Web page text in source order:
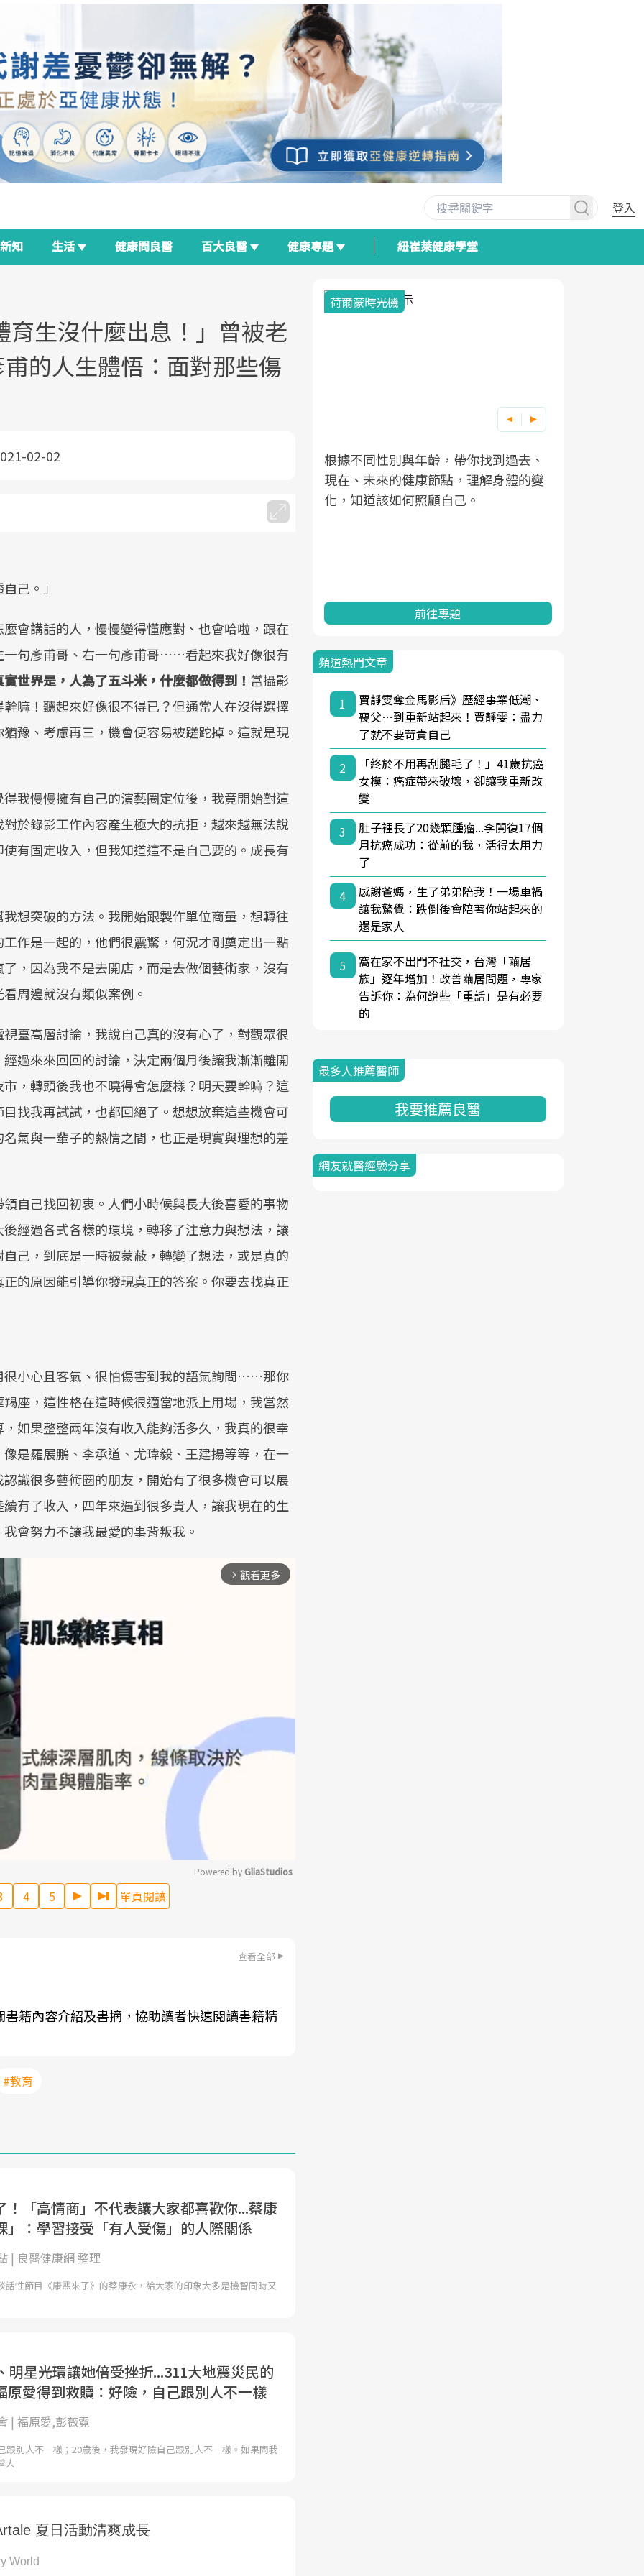
登入
新知 生活 健康問良醫 百大良醫 健康專題 紐崔萊健康學堂
生沒什麼出息！」曾被老
的人生體悟：面對那些傷
02-02
己。」
會講話的人，慢慢變得懂應對、也會哈啦，跟在
一句彥甫哥、右一句彥甫哥……看起來我好像很有
實世界是，人為了五斗米，什麼都做得到！ 當攝影
嘛！聽起來好像很不得已？但通常人在沒得選擇
豫、考慮再三，機會便容易被蹉跎掉。這就是現
我慢慢擁有自己的演藝圈定位後，我竟開始對這
於錄影工作內容產生極大的抗拒，越來越無法說
有固定收入，但我知道這不是自己要的。成長有
想突破的方法。我開始跟製作單位商量，想轉往
作是一起的，他們很震驚，何況才剛奠定出一點
，因為我不是去開店，而是去做個藝術家，沒有
周邊就沒有類似案例。
臺高層討論，我說自己真的沒有心了，對觀眾很
過來來回回的討論，決定兩個月後讓我漸漸離開
，轉頭後我也不曉得會怎麼樣？明天要幹嘛？這
找我再試試，也都回絕了。想想放棄這些機會可
氣與一輩子的熱情之間，也正是現實與理想的差
自己找回初衷。人們小時候與長大後喜愛的事物
經過各式各樣的環境，轉移了注意力與想法，讓
己，到底是一時被蒙蔽，轉變了想法，或是真的
的原因能引導你發現真正的答案。你要去找真正
很小心且客氣、很怕傷害到我的語氣詢問……那你
座，這性格在這時候很適當地派上用場，我當然
如果整整兩年沒有收入能夠活多久，我真的很幸
是羅展鵬、李承道、尤瑋毅、王建揚等等，在一
識很多藝術圈的朋友，開始有了很多機會可以展
有了收入，四年來遇到很多貴人，讓我現在的生
會努力不讓我最愛的事背叛我。
arrow_forward_ios 觀看更多
Powered by GliaStudios
4 5 單頁閱讀
查看全部
籍內容介紹及書摘，協助讀者快速閱讀書籍精
#教育
！「高情商」不代表讓大家都喜歡你...蔡康
」：學習接受「有人受傷」的人際關係
| 良醫健康網 整理
話性節目《康熙來了》的蔡康永，給大家的印象大多是機智同時又
明星光環讓她倍受挫折...311大地震災民的
原愛得到救贖：好險，自己跟別人不一樣
| 福原愛,彭薇霓
跟別人不一樣；20歲後，我發現好險自己跟別人不一樣。如果問我
大
政策如「健康台灣推動委員會」與「長
照3.0」的推進，「預防醫學」已成全民
建立對亞健康的認知，進而引導實際的
荷爾蒙時光機
根據不同性別與年齡，帶你找到過去、
現在、未來的健康節點，理解身體的變
化，知道該如何照顧自己。
前往專題
頻道熱門文章
1
賈靜雯奪金馬影后》歷經事業低潮、
喪父…到重新站起來！賈靜雯：盡力
了就不要苛責自己
2
「終於不用再刮腿毛了！」41歲抗癌
女模：癌症帶來破壞，卻讓我重新改
變
3
肚子裡長了20幾顆腫瘤...李開復17個
月抗癌成功：從前的我，活得太用力
了
4
感謝爸媽，生了弟弟陪我！一場車禍
讓我驚覺：跌倒後會陪著你站起來的
還是家人
5
窩在家不出門不社交，台灣「繭居
族」逐年增加！改善繭居問題，專家
告訴你：為何說些「重話」是有必要
的
最多人推薦醫師
我要推薦良醫
網友就醫經驗分享